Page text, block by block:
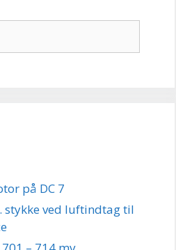
på DC 7
stykke ved luftindtag til